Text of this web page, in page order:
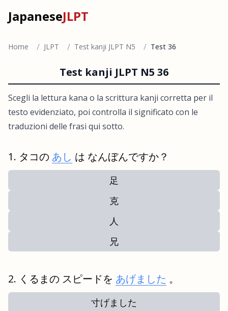
JapaneseJLPT
Home / JLPT / Test kanji JLPT N5 / Test 36
Test kanji JLPT N5 36
Scegli la lettura kana o la scrittura kanji corretta per il
testo evidenziato, poi controlla il significato con le
traduzioni delle frasi qui sotto.
タコの あし は なんぼんですか？
足
克
人
兄
くるまの スピードを あげました 。
寸げました